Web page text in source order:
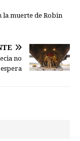
la muerte de Robin
no